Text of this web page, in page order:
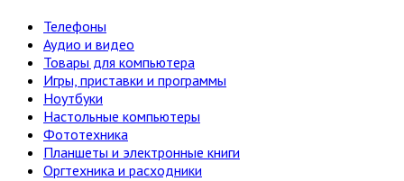
Телефоны
Аудио и видео
Товары для компьютера
Игры, приставки и программы
Ноутбуки
Настольные компьютеры
Фототехника
Планшеты и электронные книги
Оргтехника и расходники